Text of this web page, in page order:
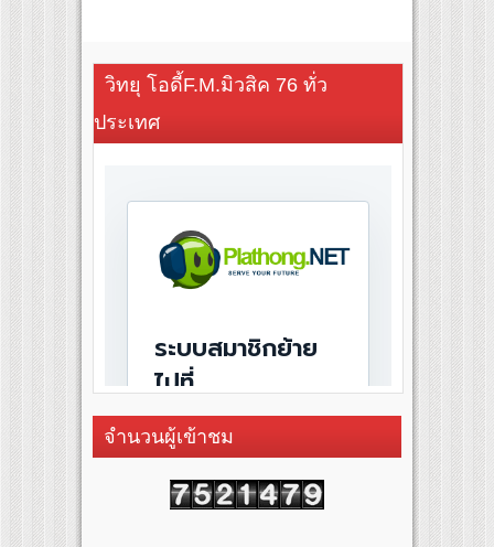
วิทยุ โอดี้F.M.มิวสิค 76 ทั่ว
ประเทศ
จำนวนผู้เข้าชม